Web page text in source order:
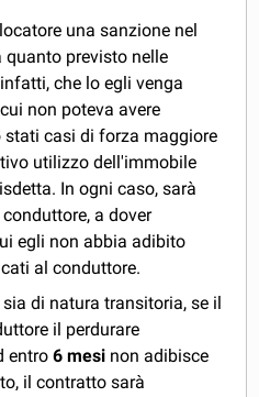
una sanzione nel
previsto nelle
che lo egli venga
non poteva avere
stati casi di forza maggiore
utilizzo dell'immobile
In ogni caso, sarà
a dover
egli non abbia adibito
al conduttore.
di natura transitoria, se il
il perdurare
entro6 mesi non adibisce
il contratto sarà